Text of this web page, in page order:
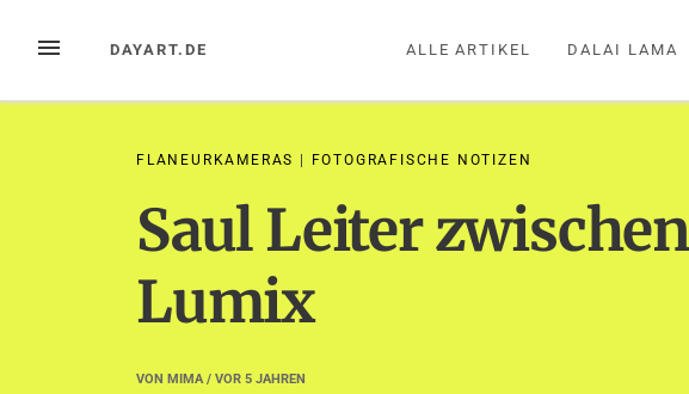
InhaltMENÜ DAYART.DE ALLE ARTIKEL DALAI LAMA
FLANEURKAMERAS FOTOGRAFISCHE NOTIZEN
Saul Leiter
Lumix
VON MIMA/ VOR 5 JAHREN